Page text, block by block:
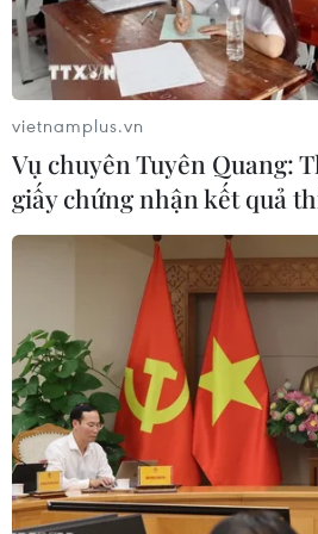
TIN LIÊN QUAN
Tập trung toàn lực lượng
được ông chủ Nhật
vietnamplus.vn
Vụ chuyên Tuyên Quang:
giấy chứng nhận kết quả